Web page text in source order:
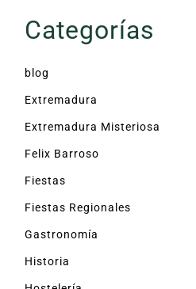
Categorías
blog
Extremadura
Extremadura Misteriosa
Felix Barroso
Fiestas
Fiestas Regionales
Gastronomía
Historia